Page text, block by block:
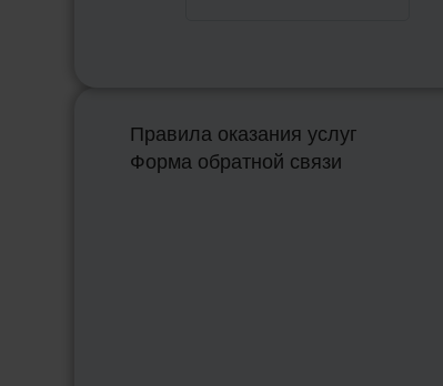
Правила оказания услуг
Форма обратной связи